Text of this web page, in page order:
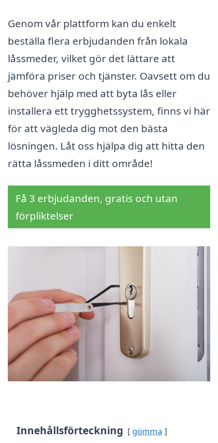
Genom vår plattform kan du enkelt
beställa flera erbjudanden från lokala
låssmeder, vilket gör det lättare att
jämföra priser och tjänster. Oavsett om du
behöver hjälp med att byta lås eller
installera ett trygghetssystem, finns vi här
för att vägleda dig mot den bästa
lösningen. Låt oss hjälpa dig att hitta den
rätta låssmeden i ditt område!
Få 3 erbjudanden, gratis och utan
förpliktelser
Innehållsförteckning gömma